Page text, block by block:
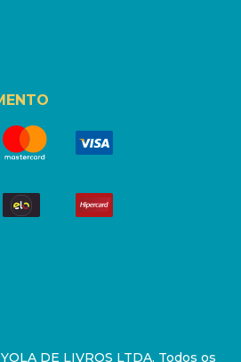
DE LIVROS LTDA. Todos os